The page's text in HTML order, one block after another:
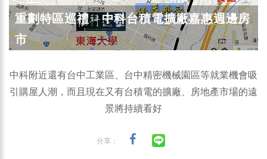
重劃特區巡禮 中科台積電擴廠嘉惠週邊房
市
中科附近還有台中工業區、台中精密機械園區等就業機會吸
引購屋人潮，而且現在又有台積電的擴廠、房地產市場的遠
景將持續看好
分享：